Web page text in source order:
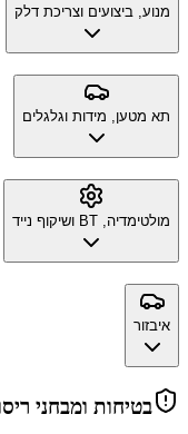
מנוע, ביצועים וצריכת דלק
תא מטען, מידות וגלגלים
מולטימדיה, BT ושיקוף נייד
איבזור
בטיחות ומבחני